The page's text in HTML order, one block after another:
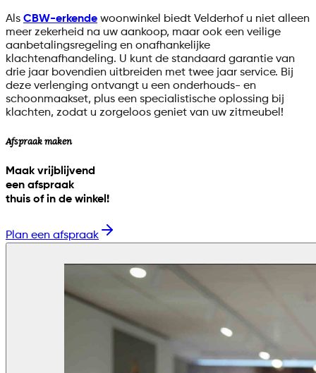
Als CBW-erkende woonwinkel biedt Velderhof u niet alleen
meer zekerheid na uw aankoop, maar ook een veilige
aanbetalingsregeling en onafhankelijke
klachtenafhandeling. U kunt de standaard garantie van
drie jaar bovendien uitbreiden met twee jaar service. Bij
deze verlenging ontvangt u een onderhouds- en
schoonmaakset, plus een specialistische oplossing bij
klachten, zodat u zorgeloos geniet van uw zitmeubel!
Afspraak maken
Maak vrijblijvend
een afspraak
thuis of in de winkel!
Plan een afspraak